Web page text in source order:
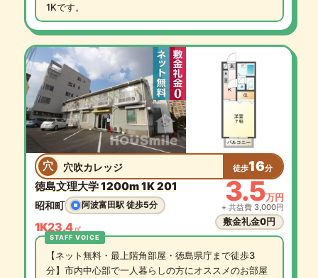
1Kです。
穴 穴吹カレッジ 徒歩16分
徳島文理大学 1200m 1K 201
昭和町 阿波富田駅 徒歩5分
1K23.4㎡
3.5万円
+ 共益費 3,000円
敷金礼金0円
【ネット無料・最上階角部屋・徳島県庁まで徒歩3
分】市内中心部で一人暮らしの方にオススメのお部屋